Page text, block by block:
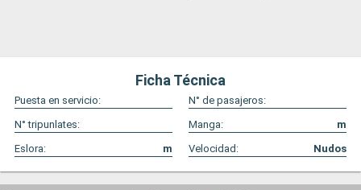
Ficha Técnica
Puesta en servicio:
N° de pasajeros:
N° tripunlates:
Manga:
m
Eslora:
m Velocidad: Nudos